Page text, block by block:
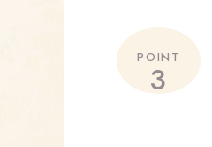
POINT
3